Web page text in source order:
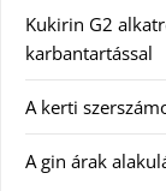
Kukirin G2
karbantartással
A kerti
A gin árak